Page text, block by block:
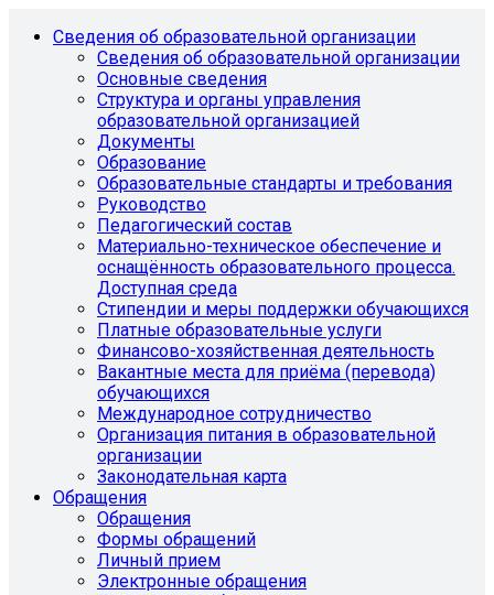
Сведения об образовательной организации
Сведения об образовательной организации
Основные сведения
Структура и органы управления
образовательной организацией
Документы
Образование
Образовательные стандарты и требования
Руководство
Педагогический состав
Материально-техническое обеспечение и
оснащённость образовательного процесса.
Доступная среда
Стипендии и меры поддержки обучающихся
Платные образовательные услуги
Финансово-хозяйственная деятельность
Вакантные места для приёма (перевода)
обучающихся
Международное сотрудничество
Организация питания в образовательной
организации
Законодательная карта
Обращения
Обращения
Формы обращений
Личный прием
Электронные обращения